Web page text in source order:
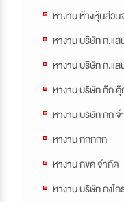
หางาน ห้างหุ้นส่
หางาน บริษัท ก.แ
หางาน บริษัท ก.แ
หางาน บริษัท ก๊ก
หางาน บริษัท กก
หางาน กกกกก
หางาน กขค จำกัด
หางาน บริษัท กงไ